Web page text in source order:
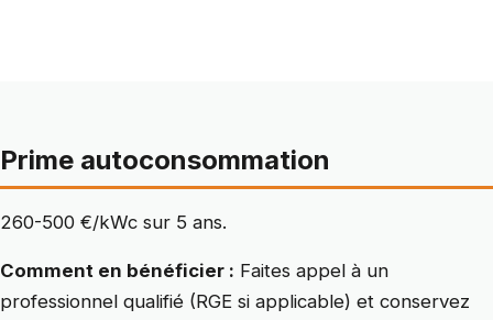
Prime autoconsommation
260-500 €/kWc sur 5 ans.
Comment en bénéficier : Faites appel à un
professionnel qualifié (RGE si applicable) et conservez